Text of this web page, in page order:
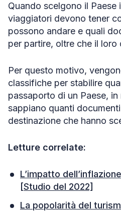
Quando scelgono il Paese
viaggiatori devono tener
possono andare e quali
per partire, oltre che il loro
Per questo motivo,
classifiche per stabilire
passaporto di un Paese,
sappiano quanti
destinazione che hanno
Letture correlate:
L’impatto
[Studio del 2022]
La popolarità del